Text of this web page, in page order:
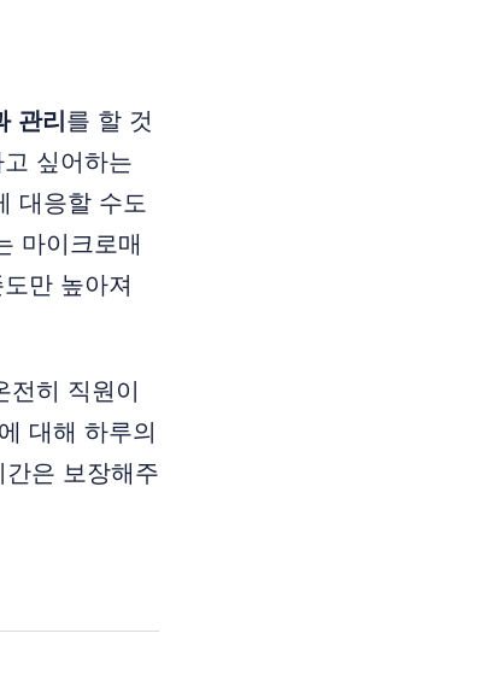
관리 를 할 것
싶어하는
대응할 수도
마이크로매
만 높아져
히 직원이
대해 하루의
은 보장해주